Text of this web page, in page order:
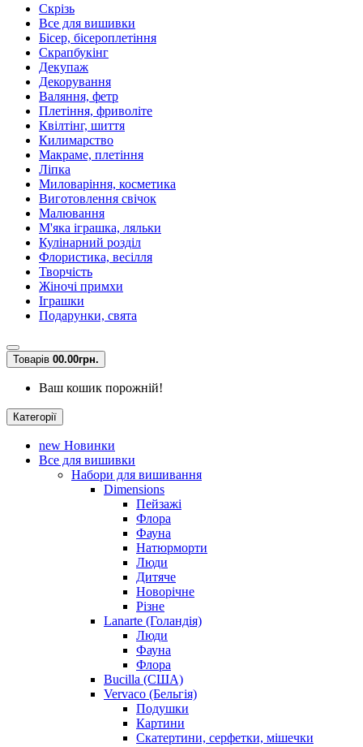
Скрізь
Все для вишивки
Бісер, бісероплетіння
Скрапбукінг
Декупаж
Декорування
Валяння, фетр
Плетіння, фриволіте
Квілтінг, шиття
Килимарство
Макраме, плетіння
Ліпка
Миловаріння, косметика
Виготовлення свічок
Малювання
М'яка іграшка, ляльки
Кулінарний розділ
Флористика, весілля
Творчість
Жіночі примхи
Іграшки
Подарунки, свята
Товарів 00.00грн.
Ваш кошик порожній!
Категорії
new Новинки
Все для вишивки
Набори для вишивання
Dimensions
Пейзажі
Флора
Фауна
Натюрморти
Люди
Дитяче
Новорічне
Різне
Lanarte (Голандія)
Люди
Фауна
Флора
Bucilla (США)
Vervaco (Бельгія)
Подушки
Картини
Скатертини, серфетки, мішечки